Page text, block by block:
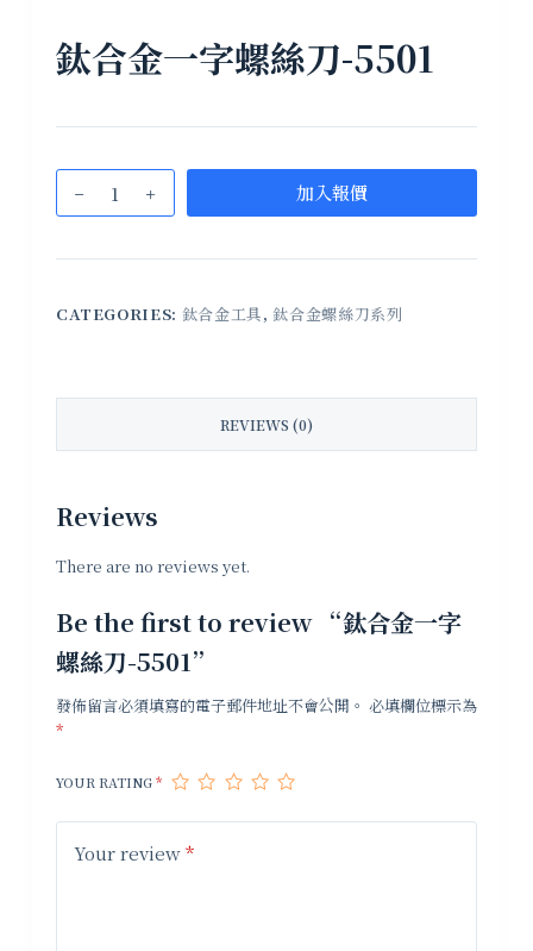
鈦合金一字螺絲刀-5501
加入報價
CATEGORIES: 鈦合金工具,鈦合金螺絲刀系列
REVIEWS (0)
Reviews
There are no reviews yet.
Be the first to review “鈦合金一字
螺絲刀-5501”
發佈留言必須填寫的電子郵件地址不會公開。 必填欄位標示為
*
YOUR RATING*
Your review*